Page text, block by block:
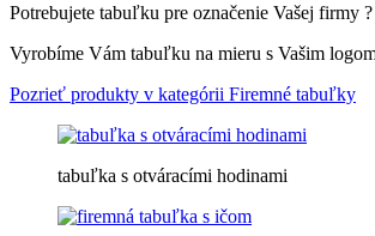
Potrebujete tabuľku pre označenie Vašej firmy
Vyrobíme Vám tabuľku na mieru s Vašim
Pozrieť produkty v kategórii Firemné tabuľky
tabuľka s otváracími hodinami